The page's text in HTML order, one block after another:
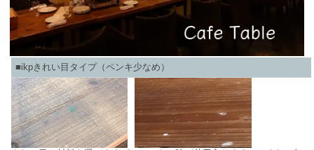
■ikpきれい目タイプ（ペンキ少なめ）